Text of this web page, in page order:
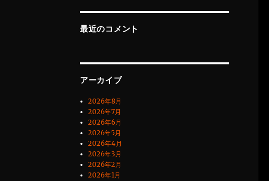
最近のコメント
アーカイブ
2026年8月
2026年7月
2026年6月
2026年5月
2026年4月
2026年3月
2026年2月
2026年1月